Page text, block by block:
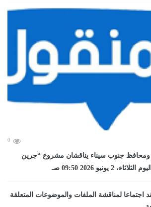
0
ومحافظ جنوب سيناء يناقشان مشروع “جرين
2026 09:50 صـ